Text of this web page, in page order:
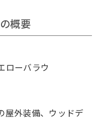
概要
ローバラウ
屋外装備、ウッドデ